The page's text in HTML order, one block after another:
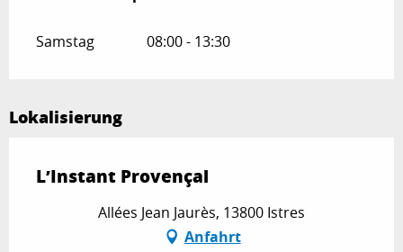
Samstag 08:00 - 13:30
Lokalisierung
L’Instant Provençal
Allées Jean Jaurès, 13800 Istres
Anfahrt